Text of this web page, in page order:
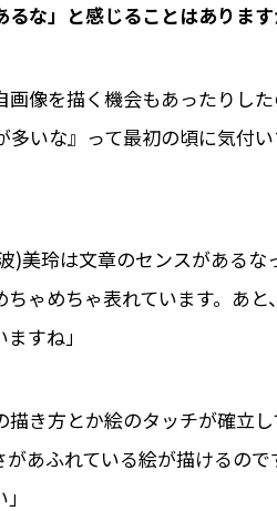
るな」と感じることはあります
画像を描く機会もあったりし
いな』って最初の頃に気付
)美玲は文章のセンスがある
ゃめちゃ表れています。あ
すね」
描き方とか絵のタッチが確立
あふれている絵が描けるの